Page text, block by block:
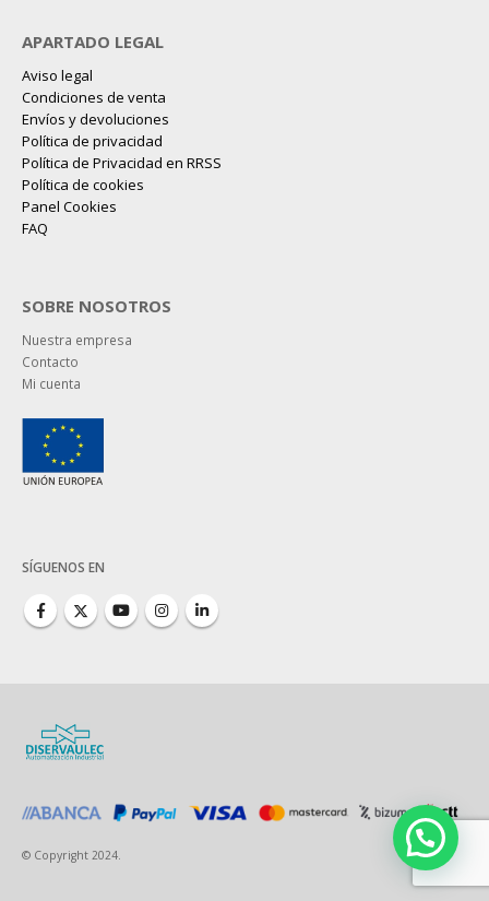
APARTADO LEGAL
Aviso legal
Condiciones de venta
Envíos y devoluciones
Política de privacidad
Política de Privacidad en RRSS
Política de cookies
Panel Cookies
FAQ
SOBRE NOSOTROS
Nuestra empresa
Contacto
Mi cuenta
SÍGUENOS EN
© Copyright 2024.